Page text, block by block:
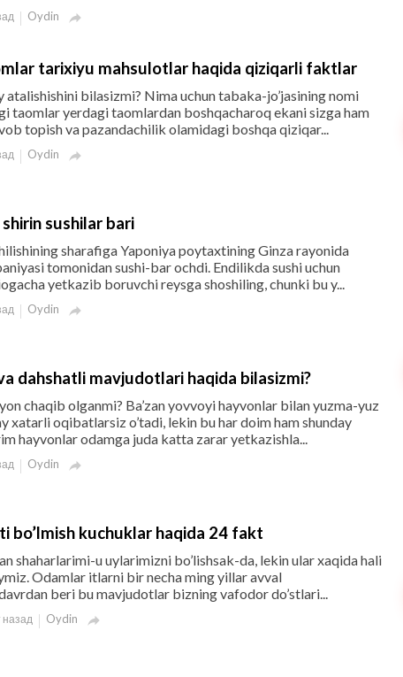
Oydin 
tarixiyu mahsulotlar haqida qiziqarli faktlar
atalishishini bilasizmi? Nima uchun tabaka-jo’jasining nomi
taomlar yerdagi taomlardan boshqacharoq ekani sizga ham
topish va pazandachilik olamidagi boshqa qiziqar...
Oydin 
sushilar bari
sharafiga Yaponiya poytaxtining Ginza rayonida
tomonidan sushi-bar ochdi. Endilikda sushi uchun
yetkazib boruvchi reysga shoshiling, chunki bu y...
Oydin 
dahshatli mavjudotlari haqida bilasizmi?
chaqib olganmi? Ba’zan yovvoyi hayvonlar bilan yuzma-yuz
xatarli oqibatlarsiz o’tadi, lekin bu har doim ham shunday
hayvonlar odamga juda katta zarar yetkazishla...
Oydin 
bo’lmish kuchuklar haqida 24 fakt
shaharlarimi-u uylarimizni bo’lishsak-da, lekin ular xaqida hali
Odamlar itlarni bir necha ming yillar avval
beri bu mavjudotlar bizning vafodor do’stlari...
назад Oydin 